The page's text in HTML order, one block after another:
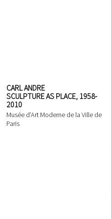
CARL ANDRE
SCULPTURE AS PLACE, 1958-
2010
Musée d’Art Moderne de la Ville de
Paris